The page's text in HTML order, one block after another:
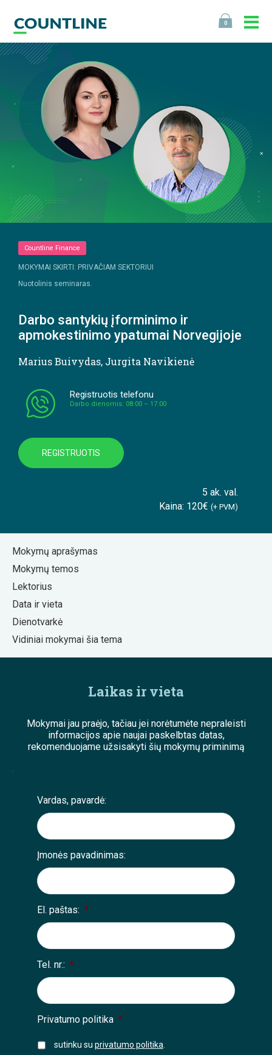
0
Countline Finance
MOKYMAI SKIRTI: PRIVAČIAM SEKTORIUI
Nuotolinis seminaras.
Darbo santykių įforminimo ir
apmokestinimo ypatumai Norvegijoje
Marius Buivydas, Jurgita Navikienė
Registruotis telefonu
Darbo dienomis: 08:00 – 17:00
REGISTRUOTIS
5 ak. val.
Kaina: 120€ (+ PVM)
Mokymų aprašymas
Mokymų temos
Lektorius
Data ir vieta
Dienotvarkė
Vidiniai mokymai šia tema
Laikas ir vieta
Mokymai jau praėjo, tačiau jei norėtumėte nepraleisti
informacijos apie naujai paskelbtas datas,
rekomenduojame užsisakyti šių mokymų priminimą
;
Vardas, pavardė:
Įmonės pavadinimas:
El. paštas: *
Tel. nr.: *
Privatumo politika *
sutinku su privatumo politika